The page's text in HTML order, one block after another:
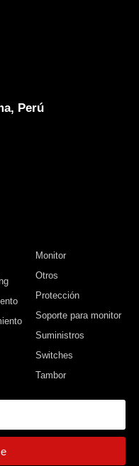
Perú
Monitor
Otros
Protección
Soporte para monitor
Suministros
Switches
Tambor